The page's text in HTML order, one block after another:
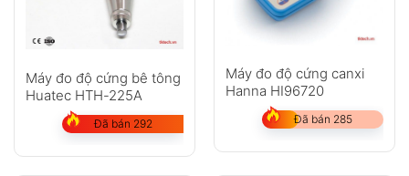
Máy đo độ cứng bê tông
Huatec HTH-225A
Đã bán 292
Máy đo độ cứng canxi
Hanna HI96720
Đã bán 285